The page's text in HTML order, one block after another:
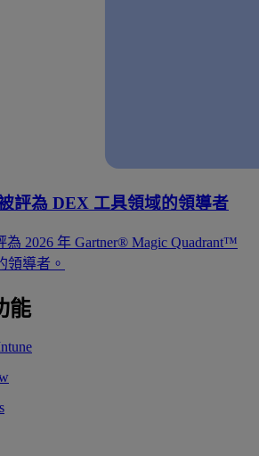
評為 DEX 工具領域的領導者
為 2026 年 Gartner® Magic Quadrant™
領導者。
能